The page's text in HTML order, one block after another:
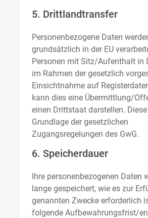
5. Drittlandtransfer
Personenbezogene Daten
grundsätzlich in der EU
Personen mit Sitz/Aufenthalt in
im Rahmen der gesetzlich
Einsichtnahme auf
kann dies eine Übermittlung/
einen Drittstaat darstellen.
Grundlage der gesetzlichen
Zugangsregelungen des GwG.
6. Speicherdauer
Ihre personenbezogenen Daten
lange gespeichert, wie es zur
genannten Zwecke erforderlich
folgende Aufbewahrungsfrist/